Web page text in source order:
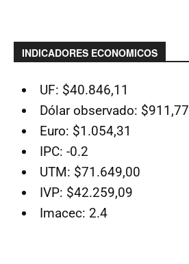
INDICADORES ECONOMICOS
UF: $40.846,11
Dólar observado: $911,77
Euro: $1.054,31
IPC: -0.2
UTM: $71.649,00
IVP: $42.259,09
Imacec: 2.4